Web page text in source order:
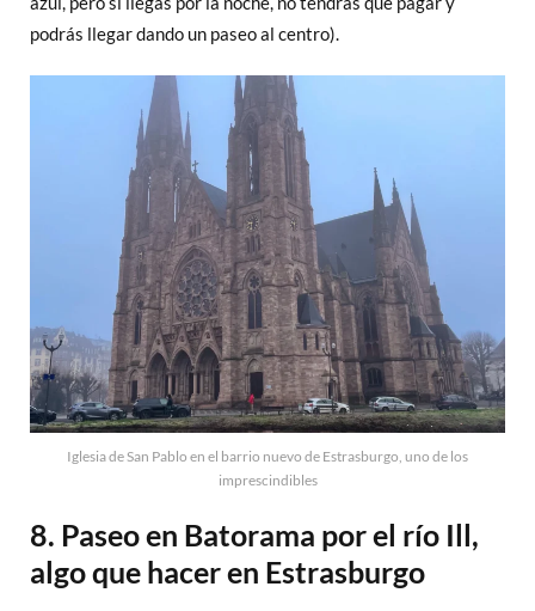
podrás llegar dando un paseo al centro).
Iglesia de San Pablo en el barrio nuevo de Estrasburgo, uno de los
imprescindibles
8. Paseo en Batorama por el río Ill,
algo que hacer en Estrasburgo